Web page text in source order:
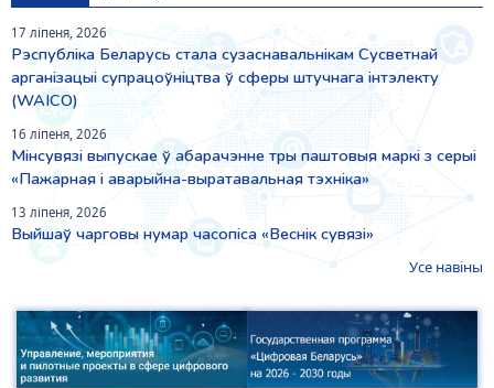
17 ліпеня, 2026
Рэспубліка Беларусь стала сузаснавальнікам Сусветнай
арганізацыі супрацоўніцтва ў сферы штучнага інтэлекту
(WAICO)
16 ліпеня, 2026
Мінсувязі выпускае ў абарачэнне тры паштовыя маркі з серыі
«Пажарная і аварыйна-выратавальная тэхніка»
13 ліпеня, 2026
Выйшаў чарговы нумар часопіса «Веснiк сувязi»
Усе навіны